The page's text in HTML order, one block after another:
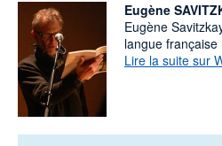
Eugène
Eugène
langue
Lire la suite sur